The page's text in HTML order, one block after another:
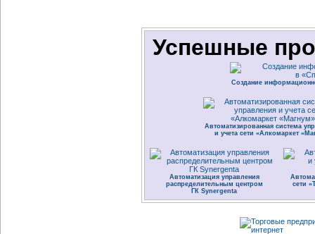
Успешные
Создание
Автоматизированная система
и учета сети «Алкомаркет
Автоматизация управления
распределительным центром
ГК Synergenta
сети